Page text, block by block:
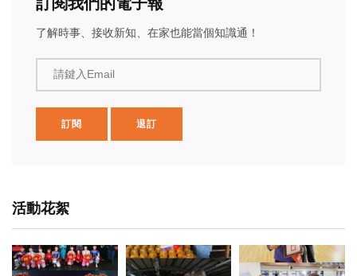
了解時事、接收新知、在家也能當個知識通！
請鍵入Email
訂閱 退訂
活動花絮